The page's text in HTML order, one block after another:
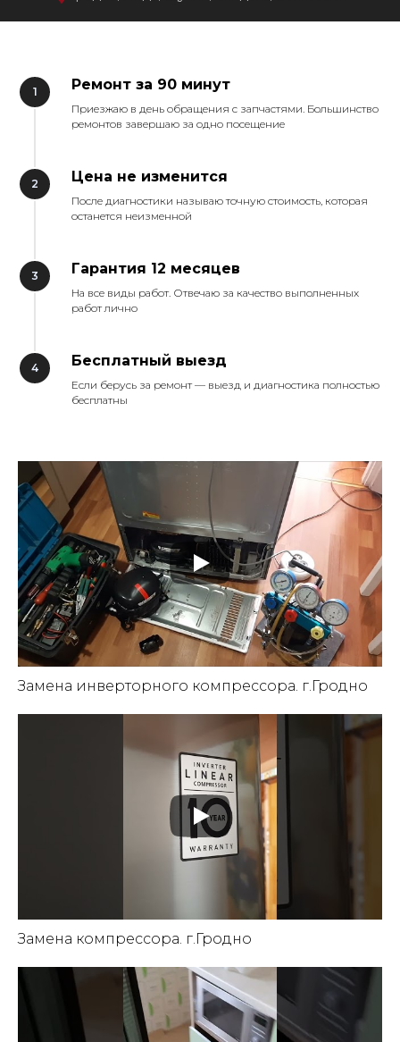
Ремонт за 90 минут
Приезжаю в день обращения с запчастями. Большинство
ремонтов завершаю за одно посещение
Цена не изменится
После диагностики называю точную стоимость, которая
останется неизменной
Гарантия 12 месяцев
На все виды работ. Отвечаю за качество выполненных
работ лично
Бесплатный выезд
Если берусь за ремонт — выезд и диагностика полностью
бесплатны
Замена инверторного компрессора. г.Гродно
Замена компрессора. г.Гродно